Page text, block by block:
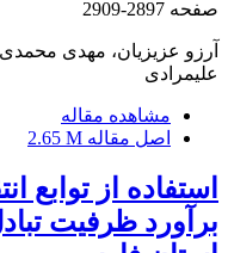
صفحه 2897-2909
آرزو عزیزیان، مهدی
علیمرادی
مشاهده مقاله
اصل مقاله 2.65 M
استفاده از توابع
برآورد ظرفیت